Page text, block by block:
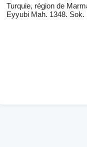
Turquie, région de
Eyyubi Mah. 1348.